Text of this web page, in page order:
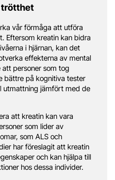
trötthet
vår förmåga att utföra
Eftersom kreatin kan bidra
i hjärnan, kan det
effekterna av mental
personer som tog
bättre på kognitiva tester
utmattning jämfört med de
att kreatin kan vara
som lider av
som ALS och
har föreslagit att kreatin
och kan hjälpa till
hos dessa individer.